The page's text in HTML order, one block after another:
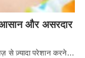
और असरदार
से ज़्यादा परेशान करने…